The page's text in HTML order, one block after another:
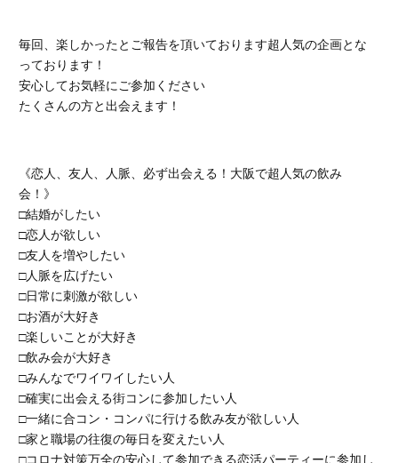
毎回、楽しかったとご報告を頂いております超人気の企画とな
っております！
安心してお気軽にご参加ください
たくさんの方と出会えます！
《恋人、友人、人脈、必ず出会える！大阪で超人気の飲み
会！》
□結婚がしたい
□恋人が欲しい
□友人を増やしたい
□人脈を広げたい
□日常に刺激が欲しい
□お酒が大好き
□楽しいことが大好き
□飲み会が大好き
□みんなでワイワイしたい人
□確実に出会える街コンに参加したい人
□一緒に合コン・コンパに行ける飲み友が欲しい人
□家と職場の往復の毎日を変えたい人
□コロナ対策万全の安心して参加できる恋活パーティーに参加し